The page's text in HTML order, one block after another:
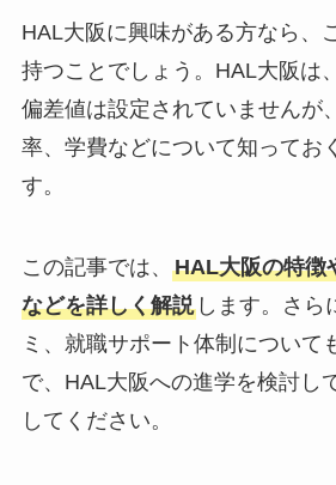
HAL大阪に興味がある方なら、
持つことでしょう。HAL大阪は
偏差値は設定されていませんが
率、学費などについて知ってお
す。
この記事では、 HAL大阪の特徴
などを詳しく解説します。さら
ミ、就職サポート体制について
で、HAL大阪への進学を検討し
してください。